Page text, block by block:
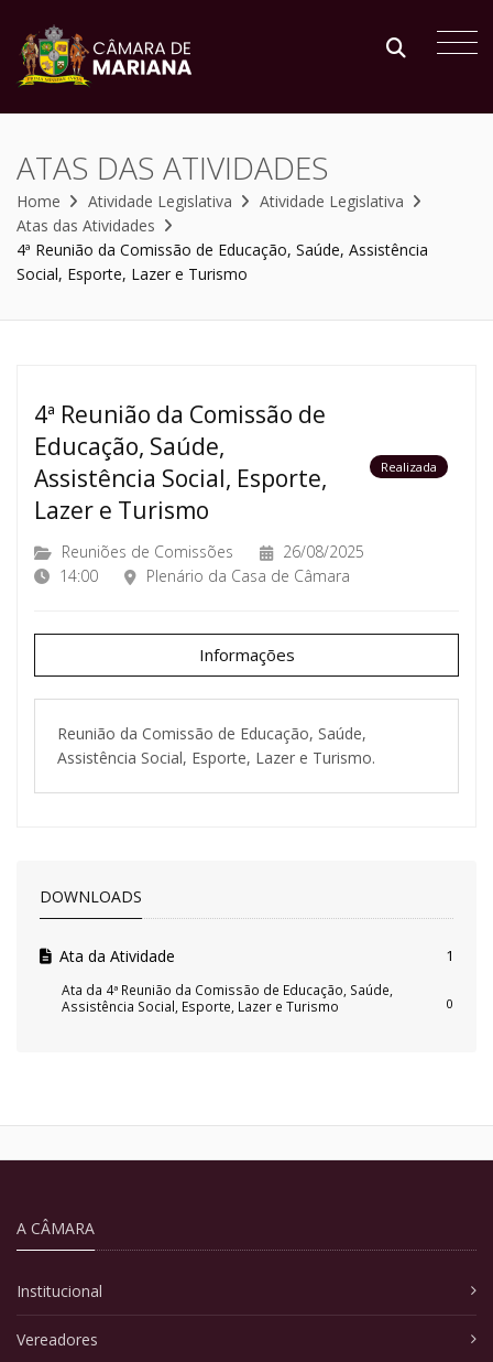
ATAS DAS ATIVIDADES
Home Atividade Legislativa
Atividade Legislativa
Atas das Atividades
4ª Reunião da Comissão de Educação, Saúde, Assistência
Social, Esporte, Lazer e Turismo
4ª Reunião da Comissão de
Educação, Saúde,
Assistência Social, Esporte,
Lazer e Turismo
Realizada
Reuniões de Comissões
26/08/2025
14:00
Plenário da Casa de Câmara
Informações
Reunião da Comissão de Educação, Saúde,
Assistência Social, Esporte, Lazer e Turismo.
DOWNLOADS
Ata da Atividade 1
Ata da 4ª Reunião da Comissão de Educação, Saúde,
Assistência Social, Esporte, Lazer e Turismo
0
A CÂMARA
Institucional
Vereadores